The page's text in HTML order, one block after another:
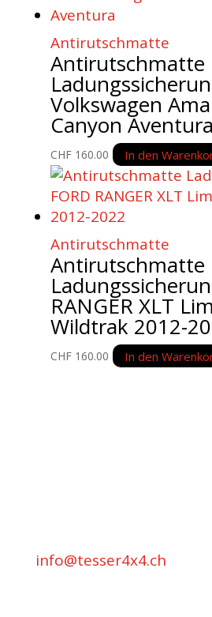
Antirutschmatte
Antirutschmatte
Volkswagen
Canyon Aventura
CHF160.00 In den
Antirutschmatte
Antirutschmatte
RANGER XLT
Wildtrak 2012-
CHF160.00 In den
info@tesser4x4.ch